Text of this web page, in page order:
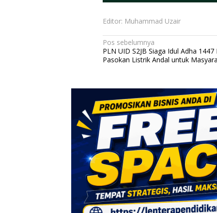
Editor: Muhammad Uzair
N
a
i
g
a
p
o
s
Pos sebelumnya
PLN UID S2JB Siaga Idul Adha 1447
Pasokan Listrik Andal untuk